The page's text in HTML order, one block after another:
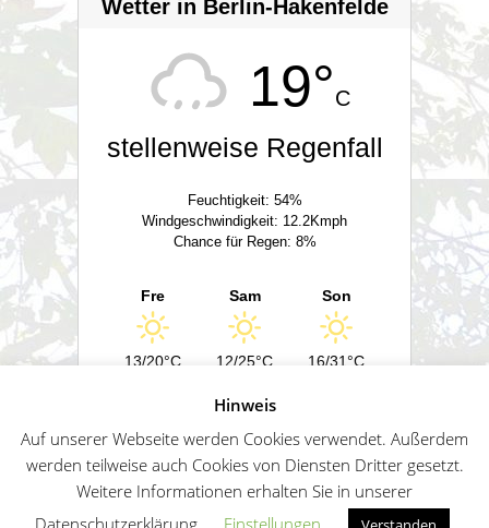
Wetter in Berlin-Hakenfelde
19°C
stellenweise Regenfall
Feuchtigkeit: 54%
Windgeschwindigkeit: 12.2Kmph
Chance für Regen: 8%
Fre
13/20°C
Sam
12/25°C
Son
16/31°C
Impressum Datenschutz Sitemap German
Hinweis
Auf unserer Webseite werden Cookies verwendet. Außerdem
werden teilweise auch Cookies von Diensten Dritter gesetzt.
Weitere Informationen erhalten Sie in unserer
Datenschutzerklärung.
Einstellungen